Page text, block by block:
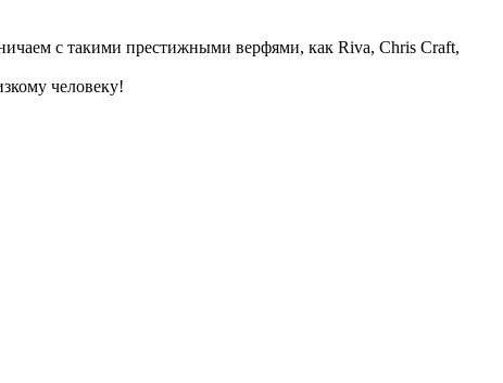
с такими престижными верфями, как Riva, Chris Craft,
человеку!